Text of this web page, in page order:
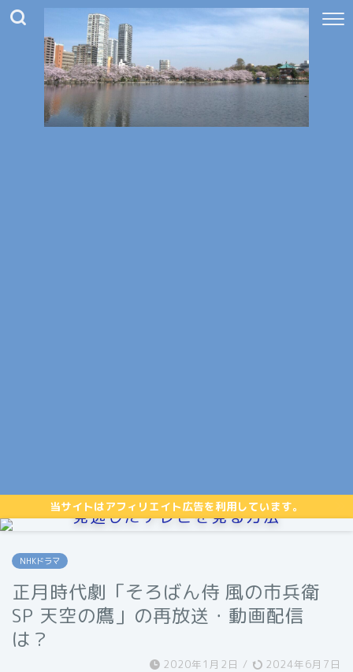
当サイトはアフィリエイト広告を利用しています。
見逃したテレビを見る方法
NHKドラマ
正月時代劇「そろばん侍 風の市兵衛
SP 天空の鷹」の再放送・動画配信
は？
2020年1月2日 / 2024年6月7日